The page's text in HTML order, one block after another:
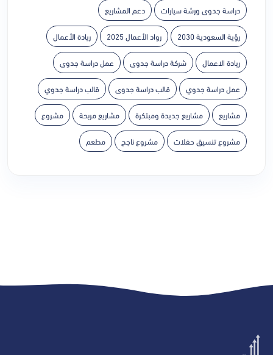
دراسة جدوى ورشة سيارات دعم المشاريع
رؤية السعودية 2030 رواد الأعمال 2025 ريادة الأعمال
ريادة الاعمال شركة دراسة جدوى عمل دراسة جدوى
عمل دراسة جدوي قالب دراسة جدوى قالب دراسة جدوي
مشاريع مشاريع جديدة ومبتكرة مشاريع مربحة مشروع
مشروع تنسيق حفلات مشروع ناجح مطعم